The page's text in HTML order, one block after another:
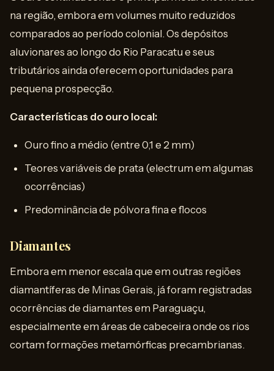
na região, embora em volumes muito reduzidos
comparados ao período colonial. Os depósitos
aluvionares ao longo do Rio Paracatu e seus
tributários ainda oferecem oportunidades para
pequena prospecção.
Características do ouro local:
Ouro fino a médio (entre 0,1 e 2 mm)
Teores variáveis de prata (electrum em algumas
ocorrências)
Predominância de pólvora fina e flocos
Diamantes
Embora em menor escala que em outras regiões
diamantíferas de Minas Gerais, já foram registradas
ocorrências de diamantes em Paraguaçu,
especialmente em áreas de cabeceira onde os rios
cortam formações metamórficas precambrianas.